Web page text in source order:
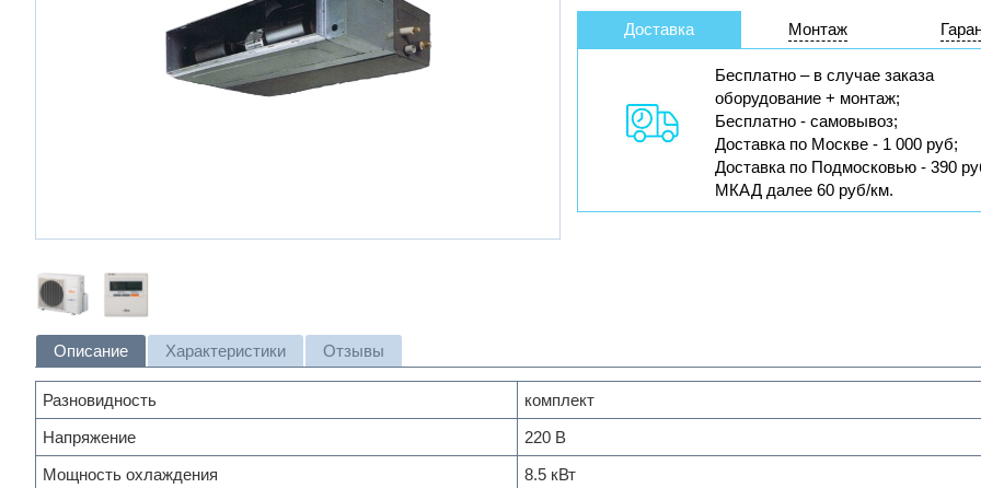
Доставка Монтаж
Бесплатно – в случае заказа
оборудование + монтаж;
Бесплатно - самовывоз;
Доставка по Москве - 1 000 руб;
Доставка по Подмосковью - 390
МКАД далее 60 руб/км.
Описание Характеристики Отзывы
Разновидность
комплект
Напряжение
220 В
Мощность охлаждения
8.5 кВт